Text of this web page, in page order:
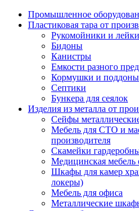
Промышленное
Пластиковая тара от
Рукомойники и лейки
Бидоны
Канистры
Емкости разного
Кормушки и поддоны
Септики
Бункера для сеялок
Изделия из металла от
Сейфы
Мебель для СТО и
производителя
Скамейки
Медицинская мебель
Шкафы для камер
локеры)
Мебель для офиса
Металлические